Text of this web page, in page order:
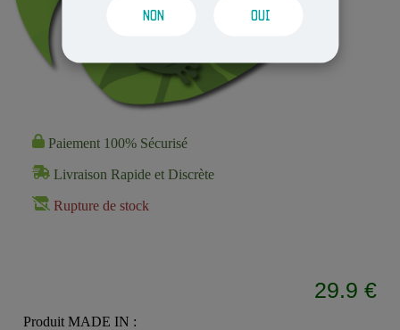
NON OUI
Paiement 100% Sécurisé
Livraison Rapide et Discrète
Rupture de stock
29.9 €
Produit MADE IN :